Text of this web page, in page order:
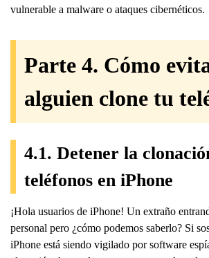
vulnerable a malware o ataques cibernéticos.
Parte 4. Cómo
alguien clone tu
4.1. Detener la
teléfonos en iPhone
¡Hola usuarios de iPhone! Un extraño
personal pero ¿cómo podemos saberlo? Si
iPhone está siendo vigilado por software